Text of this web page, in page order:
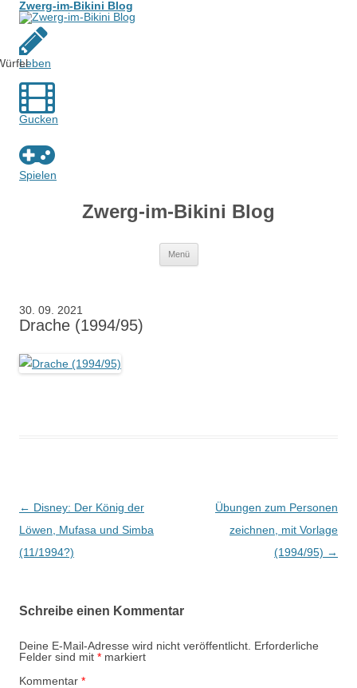
Zwerg-im-Bikini Blog
Leben
Gucken
Spielen
Zwerg-im-Bikini Blog
Menü
30. 09. 2021
Drache (1994/95)
Beitrags-
Navigation
← Disney: Der König der
Löwen, Mufasa und Simba
(11/1994?)
Übungen zum Personen
zeichnen, mit Vorlage
(1994/95) →
Schreibe einen Kommentar
Deine E-Mail-Adresse wird nicht veröffentlicht. Erforderliche
Felder sind mit * markiert
Kommentar *